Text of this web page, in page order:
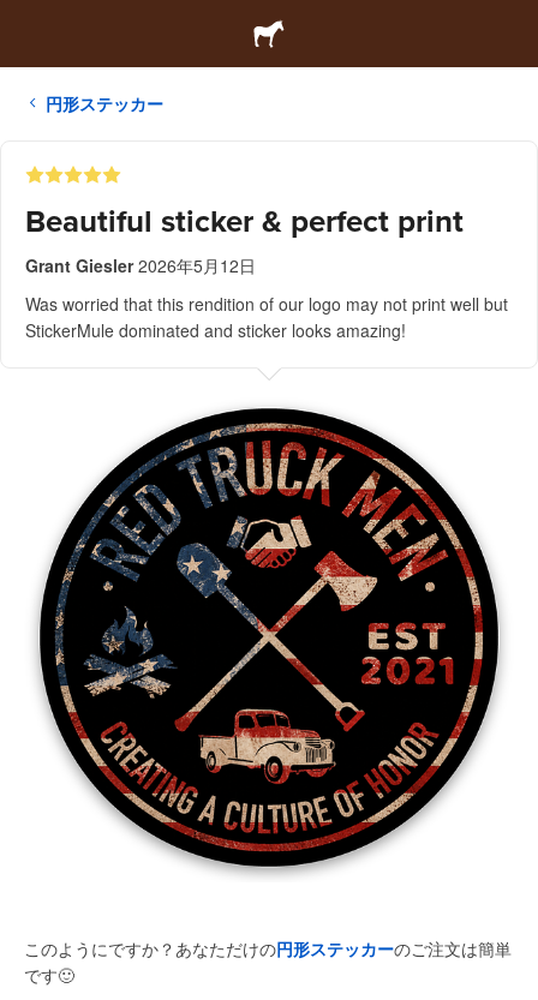
円形ステッカー
Beautiful sticker & perfect print
Grant Giesler 2026年5月12日
Was worried that this rendition of our logo may not print well but
StickerMule dominated and sticker looks amazing!
このようにですか？あなただけの円形ステッカーのご注文は簡単
です🙂